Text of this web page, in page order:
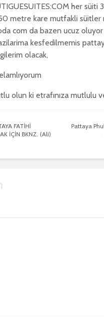
her süiti
metre kare mutfakli süitler
com da bazen ucuz
kesfedilmemis
olacak,
olun ki etrafınıza mutlulu
FATİHİ
İÇİN BKNZ. (Ali)
Pattaya